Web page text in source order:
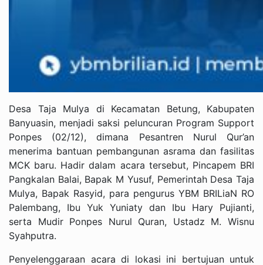
Desa Taja Mulya di Kecamatan Betung, Kabupaten
Banyuasin, menjadi saksi peluncuran Program Support
Ponpes (02/12), dimana Pesantren Nurul Qur’an
menerima bantuan pembangunan asrama dan fasilitas
MCK baru. Hadir dalam acara tersebut, Pincapem BRI
Pangkalan Balai, Bapak M Yusuf, Pemerintah Desa Taja
Mulya, Bapak Rasyid, para pengurus YBM BRILiaN RO
Palembang, Ibu Yuk Yuniaty dan Ibu Hary Pujianti,
serta Mudir Ponpes Nurul Quran, Ustadz M. Wisnu
Syahputra.
Penyelenggaraan acara di lokasi ini bertujuan untuk